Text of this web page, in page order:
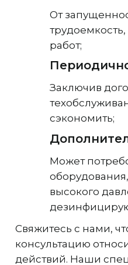
От
работ;
Заключив
сэкономить;
Может
высокого
Свяжитесь с нами,
консультацию
действий. Наши